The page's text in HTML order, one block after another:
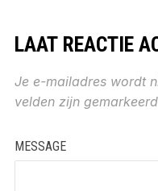
LAAT REACTIE
Je e-mailadres wordt
velden zijn
MESSAGE